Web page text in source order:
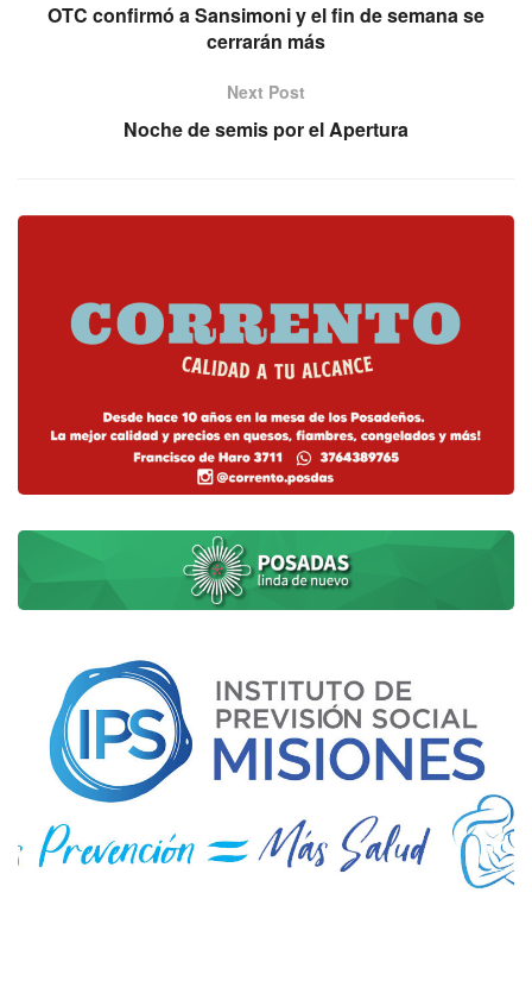
OTC confirmó a Sansimoni y el fin de semana se
cerrarán más
Next Post
Noche de semis por el Apertura